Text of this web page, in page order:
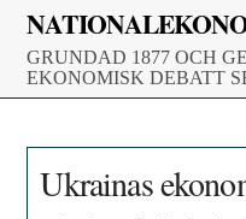
Skip
content
GRUNDAD 1877 OCH
EKONOMISK DEBATT
Ukrainas